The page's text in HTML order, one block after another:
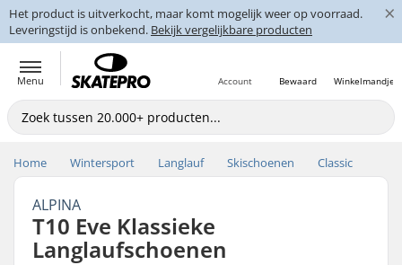
Het product is uitverkocht, maar komt mogelijk weer op voorraad.
Leveringstijd is onbekend. Bekijk vergelijkbare producten
×
Menu Winkelmandje
Bewaard
Account
Home Wintersport Langlauf Skischoenen Classic
ALPINA
T10 Eve Klassieke
Langlaufschoenen